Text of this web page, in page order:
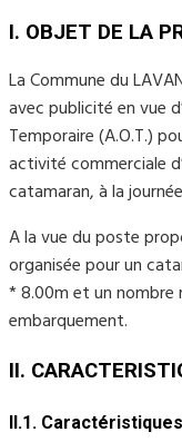
I. OBJET DE LA
La Commune du
avec publicité en vue
Temporaire (A.O.T.)
activité commerciale
catamaran, à la
A la vue du poste
organisée pour un
* 8.00m et un nombre
embarquement.
II.
II.1.